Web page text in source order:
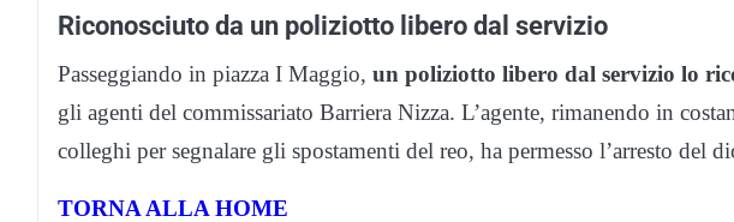
Riconosciuto da un poliziotto libero dal servizio
Passeggiando in piazza I Maggio, un poliziotto libero dal servizio lo
gli agenti del commissariato Barriera Nizza. L’agente, rimanendo in
colleghi per segnalare gli spostamenti del reo, ha permesso l’arresto del
TORNA ALLA HOME